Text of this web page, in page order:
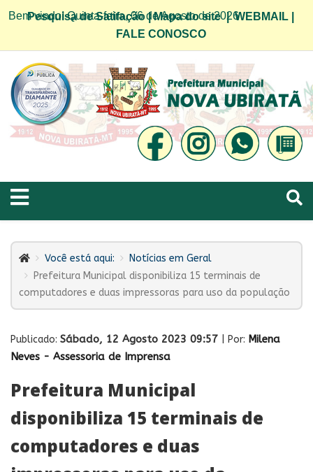
Bem vindo! Quinta-feira, 06 de Agosto de 2026
Pesquisa de Satifação|Mapa do site|WEBMAIL
FALE CONOSCO
Você está aqui:
Notícias em Geral
Prefeitura Municipal disponibiliza 15 terminais de
computadores e duas impressoras para uso da população
Publicado: Sábado, 12 Agosto 2023 09:57 | Por: Milena
Neves - Assessoria de Imprensa
Prefeitura Municipal
disponibiliza 15 terminais de
computadores e duas